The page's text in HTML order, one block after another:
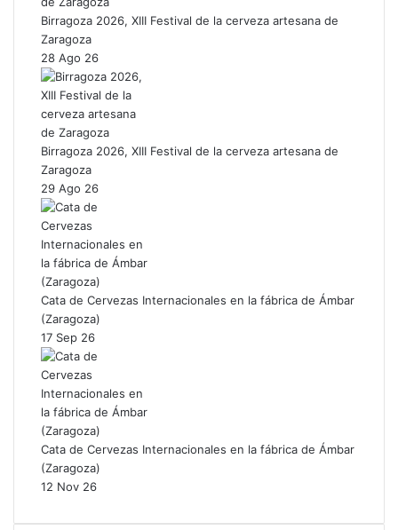
Birragoza 2026, XIII Festival de la cerveza artesana de
Zaragoza
28 Ago 26
Birragoza 2026, XIII Festival de la cerveza artesana de
Zaragoza
29 Ago 26
Cata de Cervezas Internacionales en la fábrica de Ámbar
(Zaragoza)
17 Sep 26
Cata de Cervezas Internacionales en la fábrica de Ámbar
(Zaragoza)
12 Nov 26